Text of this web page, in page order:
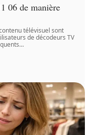
06 de manière
télévisuel sont
de décodeurs TV
…